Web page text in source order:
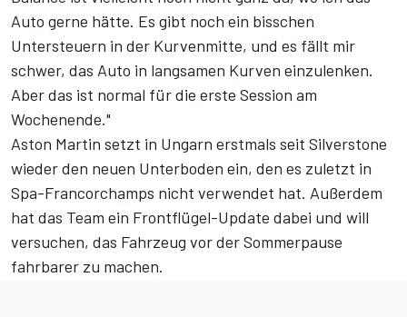
Auto gerne hätte. Es gibt noch ein bisschen
Untersteuern in der Kurvenmitte, und es fällt mir
schwer, das Auto in langsamen Kurven einzulenken.
Aber das ist normal für die erste Session am
Wochenende."
Aston Martin setzt in Ungarn erstmals seit Silverstone
wieder den neuen Unterboden ein, den es zuletzt in
Spa-Francorchamps nicht verwendet hat. Außerdem
hat das Team ein Frontflügel-Update dabei und will
versuchen, das Fahrzeug vor der Sommerpause
fahrbarer zu machen.